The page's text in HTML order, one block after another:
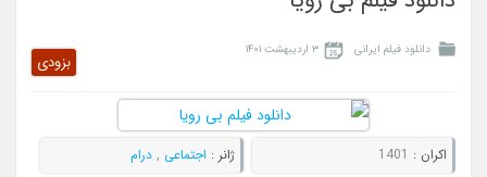
دانلود فیلم ایرانی ۳ اردیبهشت ۱۴۰۱
بزودی
اکران : 1401 ژانر : اجتماعی , درام